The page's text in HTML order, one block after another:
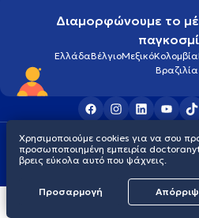
Διαμορφώνουμε το
ΕλλάδαΒέλγιοΜεξικόΚολομβία
Βραζιλία
Οροι χρήσηςCookiesΠολιτική
© 2026
Χρησιμοποιούμε cookies για να σου
προσωποποιημένη εμπειρία
βρεις εύκολα αυτό που ψάχνεις.
Προσαρμογή